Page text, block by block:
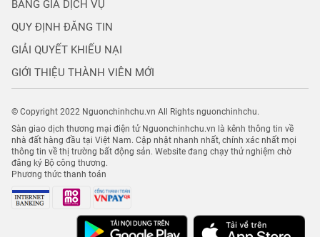
BẢNG GIÁ DỊCH VỤ
QUY ĐỊNH ĐĂNG TIN
GIẢI QUYẾT KHIẾU NẠI
GIỚI THIỆU THÀNH VIÊN MỚI
© Copyright 2022 Nguonchinhchu.vn All Rights nguonchinhchu.
Sàn giao dịch thương mại điện tử Nguonchinhchu.vn là kênh thông tin về
nhà đất hàng đầu tại Việt Nam. Cập nhật nhanh nhất, chính xác nhất mọi
thông tin về thị trường bất động sản. Website đang chạy thử nghiệm chờ
đăng ký Bộ công thương.
Phương thức thanh toán